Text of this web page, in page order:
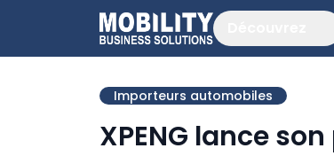
Importeurs automobiles
XPENG lance